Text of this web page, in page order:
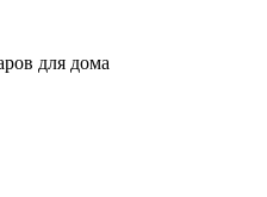
для дома